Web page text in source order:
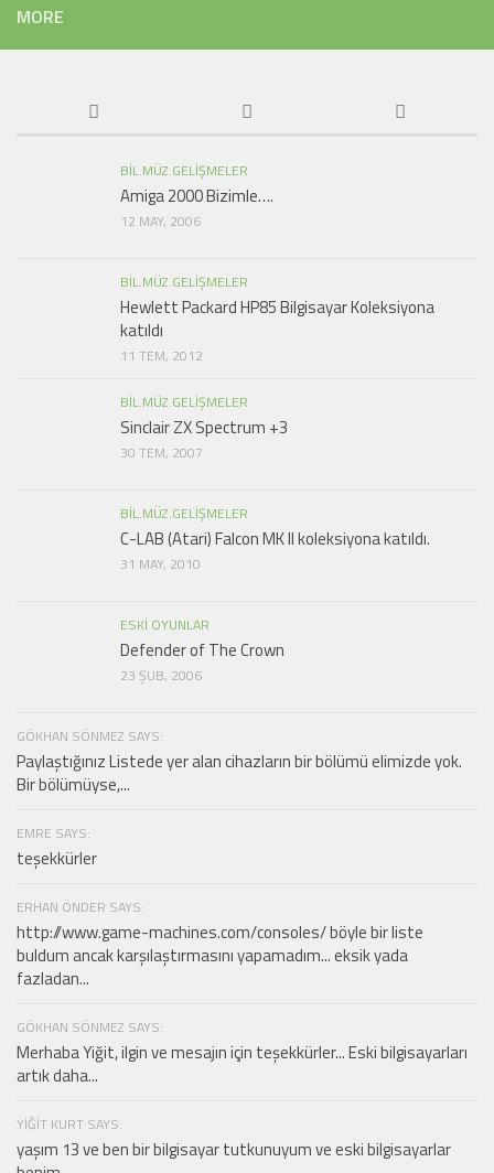
MORE
BIL.MÜZ.GELIŞMELER
Amiga 2000 Bizimle….
12 MAY, 2006
BIL.MÜZ.GELIŞMELER
Hewlett Packard HP85 Bilgisayar Koleksiyona
katıldı
11 TEM, 2012
BIL.MÜZ.GELIŞMELER
Sinclair ZX Spectrum +3
30 TEM, 2007
BIL.MÜZ.GELIŞMELER
C-LAB (Atari) Falcon MK II koleksiyona katıldı.
31 MAY, 2010
ESKI OYUNLAR
Defender of The Crown
23 ŞUB, 2006
GÖKHAN SÖNMEZ SAYS:
Paylaştığınız Listede yer alan cihazların bir bölümü elimizde yok.
Bir bölümüyse,...
EMRE SAYS:
teşekkürler
ERHAN ÖNDER SAYS:
http://www.game-machines.com/consoles/ böyle bir liste
buldum ancak karşılaştırmasını yapamadım... eksik yada
fazladan...
GÖKHAN SÖNMEZ SAYS:
Merhaba Yiğit, ilgin ve mesajın için teşekkürler... Eski bilgisayarları
artık daha...
YIĞIT KURT SAYS:
yaşım 13 ve ben bir bilgisayar tutkunuyum ve eski bilgisayarlar